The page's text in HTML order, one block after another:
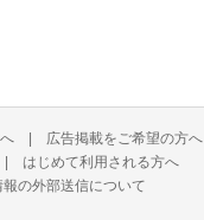
| 広告掲載をご希望の方へ
はじめて利用される方へ
の外部送信について